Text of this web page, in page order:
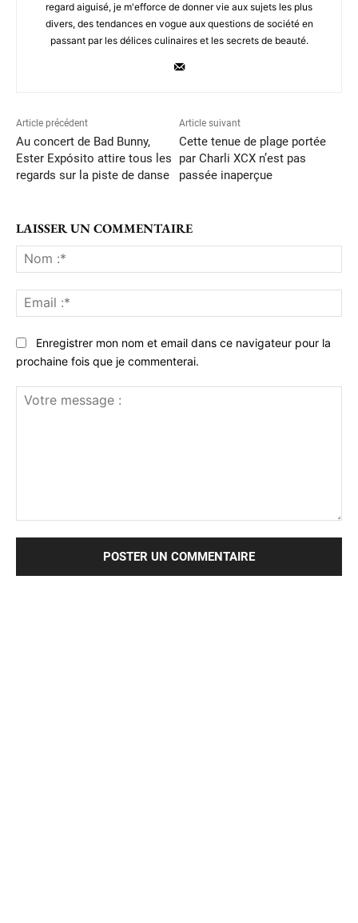
regard aiguisé, je m'efforce de donner vie aux sujets les plus
divers, des tendances en vogue aux questions de société en
passant par les délices culinaires et les secrets de beauté.
Article précédent
Au concert de Bad Bunny,
Ester Expósito attire tous les
regards sur la piste de danse
Article suivant
Cette tenue de plage portée
par Charli XCX n’est pas
passée inaperçue
LAISSER UN COMMENTAIRE
:*
:*
Enregistrer mon nom et email dans ce navigateur pour la
prochaine fois que je commenterai.